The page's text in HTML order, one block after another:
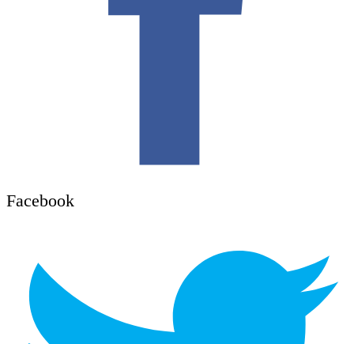
Facebook